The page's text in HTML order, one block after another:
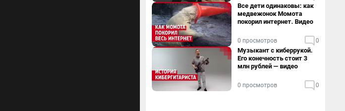
Все дети одинаковы: как
медвежонок Момота
покорил интернет. Видео
0 просмотров 0
Музыкант с киберрукой.
Его конечность стоит 3
млн рублей — видео
0 просмотров 0